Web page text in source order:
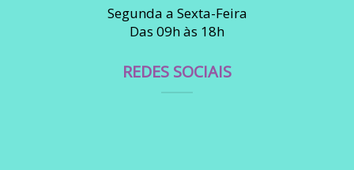
Segunda a Sexta-Feira
Das 09h às 18h
REDES SOCIAIS